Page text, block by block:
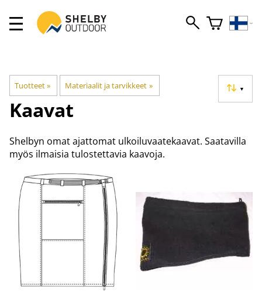
Tuotteet‪» Materiaalit ja tarvikkeet ‪» ▼
Kaavat
Shelbyn omat ajattomat ulkoiluvaatekaavat. Saatavilla
myös ilmaisia tulostettavia kaavoja.